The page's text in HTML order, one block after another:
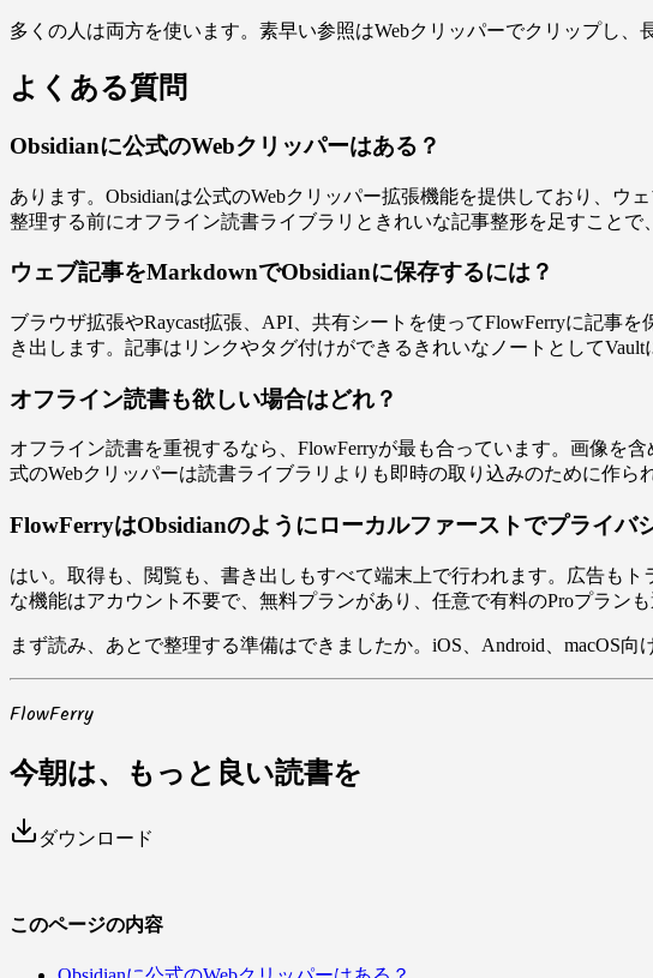
多くの人は両方を使います。素早い参照はWebクリッパーでクリップし
よくある質問
Obsidianに公式のWebクリッパーはある？
あります。Obsidianは公式のWebクリッパー拡張機能を提供しており、ウ
整理する前にオフライン読書ライブラリときれいな記事整形を足すことで
ウェブ記事をMarkdownでObsidianに保存するには？
ブラウザ拡張やRaycast拡張、API、共有シートを使ってFlowFerryに記事
き出します。記事はリンクやタグ付けができるきれいなノートとして
オフライン読書も欲しい場合はどれ？
オフライン読書を重視するなら、FlowFerryが最も合っています。画像を
式のWebクリッパーは読書ライブラリよりも即時の取り込みのために作ら
FlowFerryはObsidianのようにローカルファーストでプライバ
はい。取得も、閲覧も、書き出しもすべて端末上で行われます。広告も
な機能はアカウント不要で、無料プランがあり、任意で有料のProプラン
まず読み、あとで整理する準備はできましたか。iOS、Android、macOS向
FlowFerry
今朝は、もっと良い読書を
ダウンロード
このページの内容